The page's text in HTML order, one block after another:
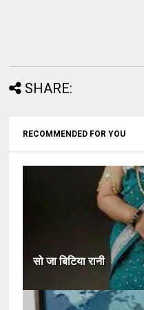
SHARE:
RECOMMENDED FOR YOU
सो जा बिटिया रानी